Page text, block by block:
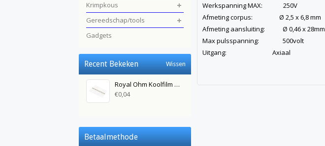
Werkspanning MAX: 250V
Afmeting corpus: Ø 2,5 x 6,8 mm
Afmeting aansluiting: Ø 0,46 x 28mm
Max pulsspanning: 500volt
Uitgang: Axiaal
Krimpkous
Gereedschap/tools
Gadgets
Recent Bekeken Wissen
Royal Ohm Koolfilm weerstand 12KΩ 0,25watt
€0,04
Betaalmethode